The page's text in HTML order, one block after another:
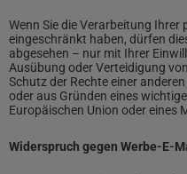
Wenn Sie die Verarbeitung Ihrer
eingeschränkt haben, dürfen
abgesehen – nur mit Ihrer
Ausübung oder Verteidigung
Schutz der Rechte einer
oder aus Gründen eines
Europäischen Union oder eines
Widerspruch gegen Werbe-E-